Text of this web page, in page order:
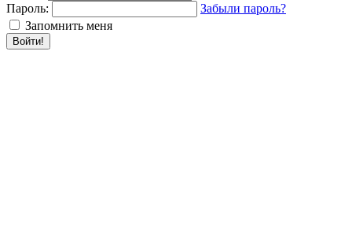
Пароль:
Забыли пароль?
Запомнить меня